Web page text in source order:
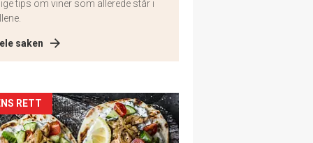
tips om viner som allerede står i
saken
RETT